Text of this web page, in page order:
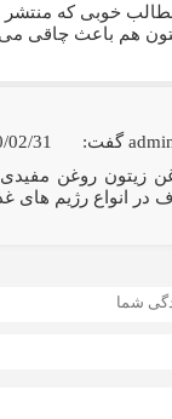
خوبی که منتشر
هم باعث چاقی
گفت:
1400/02/
زیتون روغن
در انواع رژیم های